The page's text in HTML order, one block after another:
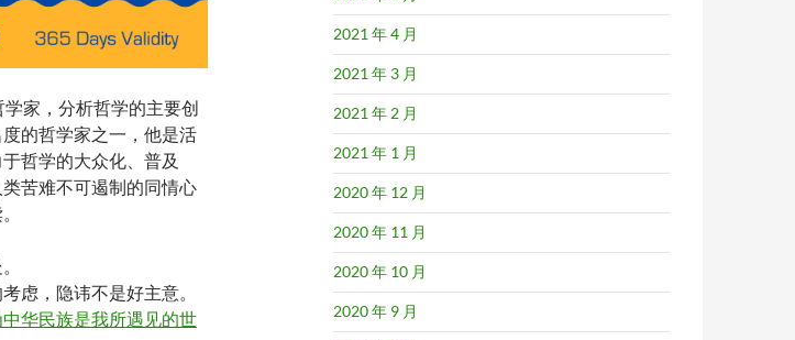
家，分析哲学的主要创
的哲学家之一，他是活
哲学的大众化、普及
苦难不可遏制的同情心
虑，隐讳不是好主意。
华民族是我所遇见的世
2021 年 4 月
2021 年 3 月
2021 年 2 月
2021 年 1 月
2020 年 12 月
2020 年 11 月
2020 年 10 月
2020 年 9 月